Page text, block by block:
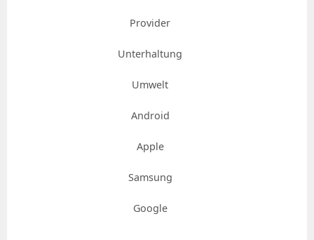
Provider
Unterhaltung
Umwelt
Android
Apple
Samsung
Google